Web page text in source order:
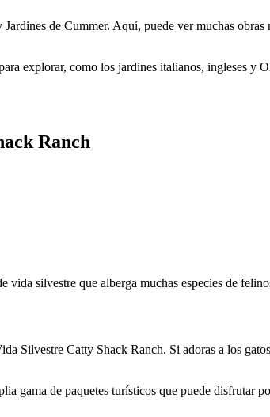
de Cummer. Aquí, puede ver muchas
explorar, como los jardines italianos, ingleses
Ranch
silvestre que alberga muchas especies de
Silvestre Catty Shack Ranch. Si adoras a los
gama de paquetes turísticos que puede disfrutar